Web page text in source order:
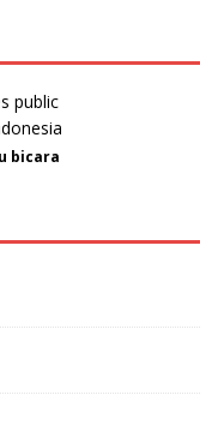
bicara